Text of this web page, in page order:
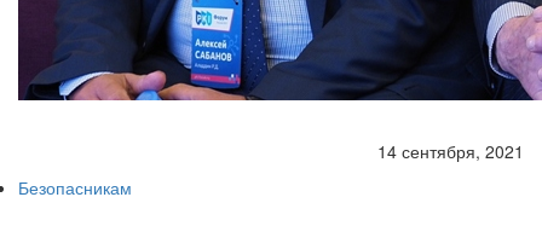
14 сентября, 2021
Безопасникам